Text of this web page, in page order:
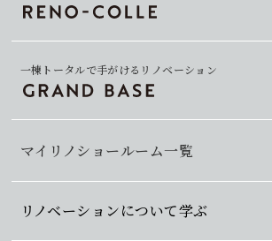
マイリノショールーム一覧
一棟トータルで手がけるリノベーション
リノベーションについて学ぶ